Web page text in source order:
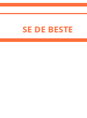
SE DE BESTE